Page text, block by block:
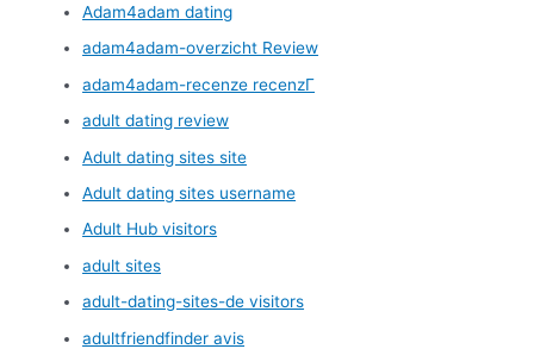
Adam4adam dating
adam4adam-overzicht Review
adam4adam-recenze recenzГ­
adult dating review
Adult dating sites site
Adult dating sites username
Adult Hub visitors
adult sites
adult-dating-sites-de visitors
adultfriendfinder avis